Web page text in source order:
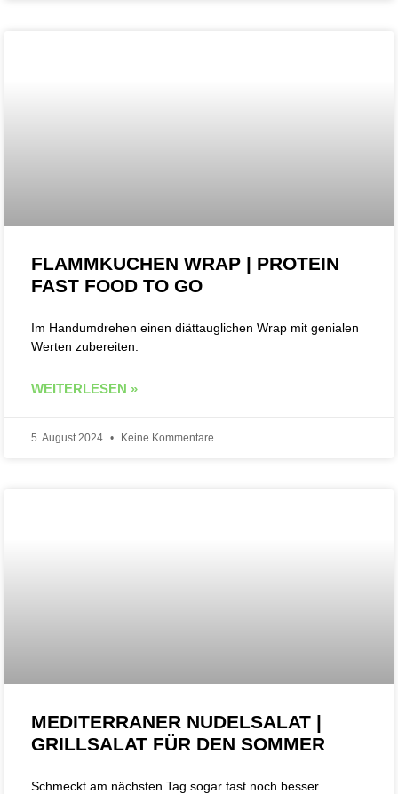
FLAMMKUCHEN WRAP | PROTEIN
FAST FOOD TO GO
Im Handumdrehen einen diättauglichen Wrap mit genialen
Werten zubereiten.
WEITERLESEN »
5. August 2024 Keine Kommentare
MEDITERRANER NUDELSALAT |
GRILLSALAT FÜR DEN SOMMER
Schmeckt am nächsten Tag sogar fast noch besser.